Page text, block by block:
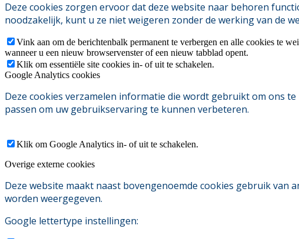
Deze cookies zorgen ervoor dat deze website naar behoren
noodzakelijk, kunt u ze niet weigeren zonder de werking van de
Vink aan om de berichtenbalk permanent te verbergen en alle cookies te
wanneer u een nieuw browservenster of een nieuw tabblad opent.
Klik om essentiële site cookies in- of uit te schakelen.
Google Analytics cookies
Deze cookies verzamelen informatie die wordt gebruikt om ons
passen om uw gebruikservaring te kunnen verbeteren.
Klik om Google Analytics in- of uit te schakelen.
Overige externe cookies
Deze website maakt naast bovengenoemde cookies gebruik van
worden weergegeven.
Google lettertype instellingen: